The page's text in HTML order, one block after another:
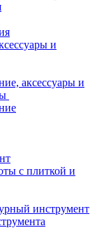
и
аксессуары и
с плиткой и
инструмент